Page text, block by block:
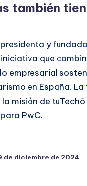
también
y
que
empresarial
en España.
misión de tuTechô
PwC.
de diciembre de 2024